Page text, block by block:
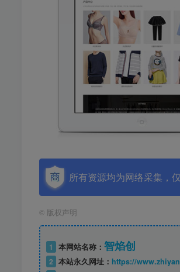
所有资源均为网络采集，
© 版权声明
1 本网站名称： 智焰创
2 本站永久网址： https://